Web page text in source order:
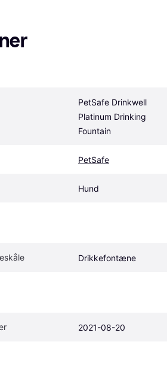
PetSafe Drinkwell
Platinum Drinking
Fountain
PetSafe
Hund
Drikkefontæne
2021-08-20